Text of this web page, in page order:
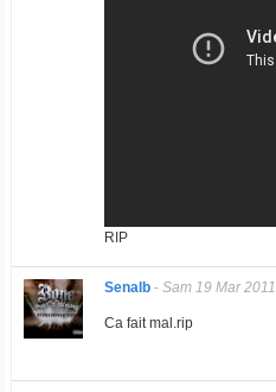
RIP
Senalb- Sam 19 Mar 2011
Ca fait mal.rip